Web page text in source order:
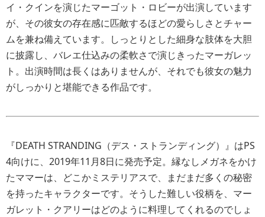
イ・クインを演じたマーゴット・ロビーが出演しています
が、その彼女の存在感に匹敵するほどの愛らしさとチャー
ムを兼ね備えています。しっとりとした細身な肢体を大胆
に披露し、バレエ仕込みの柔軟さで演じきったマーガレッ
ト。出演時間は長くはありませんが、それでも彼女の魅力
がしっかりと堪能できる作品です。
『DEATH STRANDING（デス・ストランディング）』はPS
4向けに、2019年11月8日に発売予定。縁なしメガネをかけ
たママーは、どこかミステリアスで、まだまだ多くの秘密
を持ったキャラクターです。そうした難しい役柄を、マー
ガレット・クアリーはどのように料理してくれるのでしょ